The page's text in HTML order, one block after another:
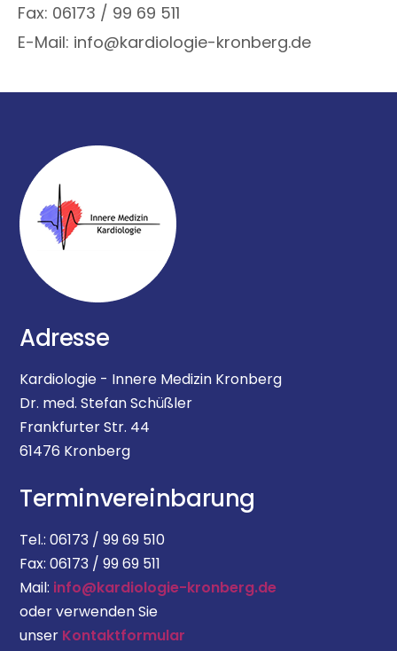
Fax: 06173 / 99 69 511
E-Mail: info@kardiologie-kronberg.de
Adresse
Kardiologie - Innere Medizin Kronberg
Dr. med. Stefan Schüßler
Frankfurter Str. 44
61476 Kronberg
Terminvereinbarung
Tel.: 06173 / 99 69 510
Fax: 06173 / 99 69 511
Mail: info@kardiologie-kronberg.de
oder verwenden Sie
unser Kontaktformular